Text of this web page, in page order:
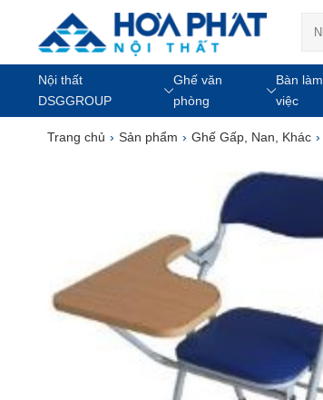
Nội thất
DSGGROUP
Ghế văn
phòng
Bàn làm
việc
Trang chủ › Sản phẩm › Ghế Gấp, Nan, Khác ›